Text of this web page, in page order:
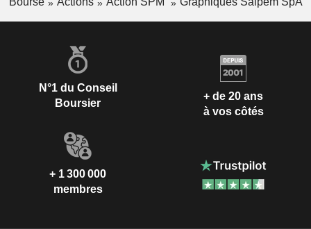
N°1 du Conseil
Boursier
+ de 20 ans
à vos côtés
+ 1 300 000
membres